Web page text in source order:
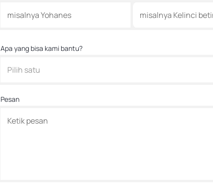
Apa yang bisa kami bantu?
Pilih satu
Pesan